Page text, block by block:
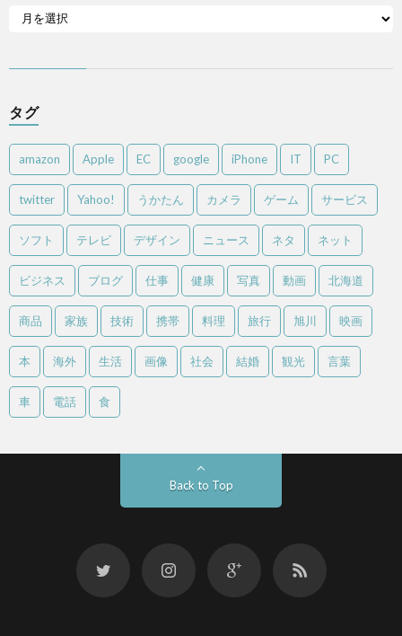
タグ
amazon Apple EC google iPhone IT PC
twitter Yahoo! うかたん カメラ ゲーム サービス
ソフト テレビ デザイン ニュース ネタ ネット
ビジネス ブログ 仕事 健康 写真 動画 北海道
商品 家族 技術 携帯 料理 旅行 旭川 映画
本 海外 生活 画像 社会 結婚 観光 言葉
車 電話 食
Back to Top